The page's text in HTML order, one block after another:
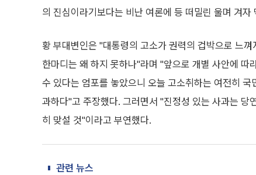
의 진심이라기보다는 비난 여론에 등 떠밀린 울며 겨
황 부대변인은 "대통령의 고소가 권력의 겁박으로 느
한마디는 왜 하지 못하나"라며 "앞으로 개별 사안에
수 있다는 엄포를 놓았으니 오늘 고소취하는 여전히 국
과하다"고 주장했다. 그러면서 "진정성 있는 사과는
히 맞설 것"이라고 부연했다.
관련 뉴스